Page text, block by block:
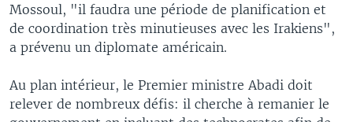
Mossoul, "il faudra une période de planification et
de coordination très minutieuses avec les Irakiens",
a prévenu un diplomate américain.
Au plan intérieur, le Premier ministre Abadi doit
relever de nombreux défis: il cherche à remanier le